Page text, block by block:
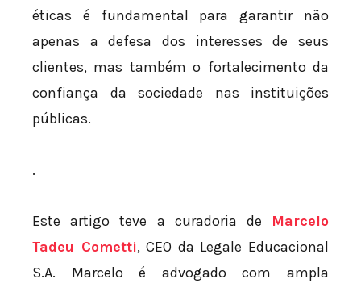
éticas é fundamental para garantir não
apenas a defesa dos interesses de seus
clientes, mas também o fortalecimento da
confiança da sociedade nas instituições
públicas.
.
Este artigo teve a curadoria de Marcelo
Tadeu Cometti, CEO da Legale Educacional
S.A. Marcelo é advogado com ampla